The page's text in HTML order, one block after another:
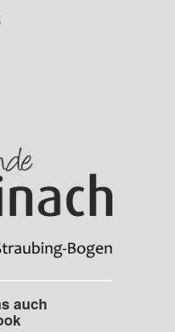
auch